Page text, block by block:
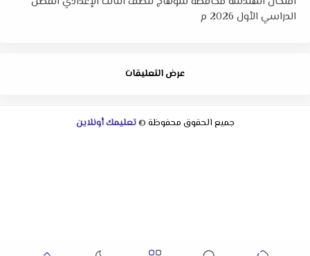
الدراسي الأول 2026 م
عرض التعليقات
جميع الحقوق محفوظة ©تعليمك أونلاين